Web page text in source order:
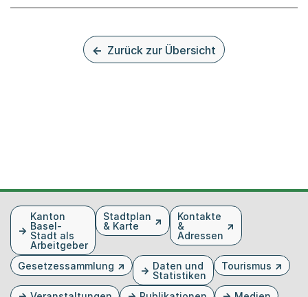
Zurück zur Übersicht
FusszeileKanton
Basel-
Stadt als
Arbeitgeber
Stadtplan
& Karte
Kontakte
&
Adressen
Gesetzessammlung
Daten und
Statistiken
Tourismus